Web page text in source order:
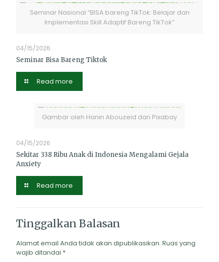
Seminar Nasional “BISA bareng TikTok: Belajar dan
Implementasi Skill Adaptif Bareng TikTok”
04/15/2026
Seminar Bisa Bareng Tiktok
Read more
Gambar oleh Hanin Abouzeid dari Pixabay
04/15/2026
Sekitar 338 Ribu Anak di Indonesia Mengalami Gejala
Anxiety
Read more
Tinggalkan Balasan
Alamat email Anda tidak akan dipublikasikan. Ruas yang
wajib ditandai *